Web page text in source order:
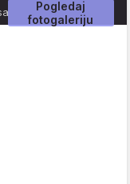
Pogledaj
fotogaleriju